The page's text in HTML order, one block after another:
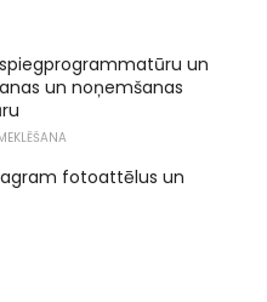
un
un noņemšanas
fotoattēlus un